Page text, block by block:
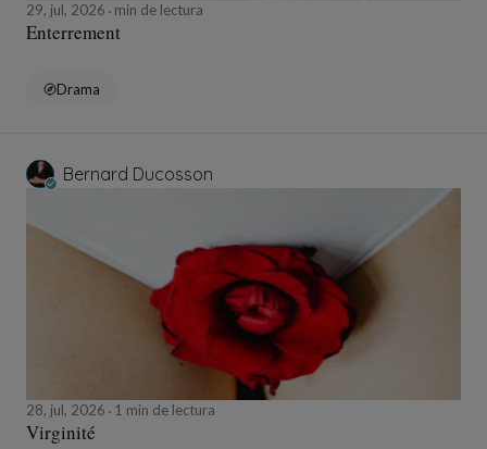
29, jul, 2026 min de lectura
Enterrement
Drama
Bernard Ducosson
28, jul, 2026 1 min de lectura
Virginité